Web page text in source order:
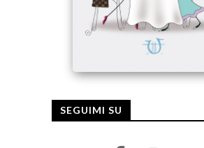
SEGUIMI SU